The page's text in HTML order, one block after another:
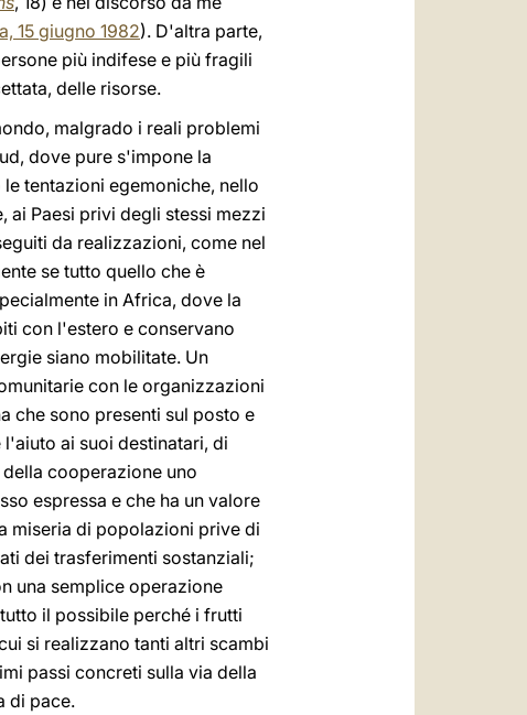
15 giugno 1982). D'altra parte,
più indifese e più fragili
delle risorse.
malgrado i reali problemi
dove pure s'impone la
tentazioni egemoniche, nello
ai Paesi privi degli stessi mezzi
da realizzazioni, come nel
se tutto quello che è
in Africa, dove la
con l'estero e conservano
siano mobilitate. Un
con le organizzazioni
che sono presenti sul posto e
ai suoi destinatari, di
cooperazione uno
espressa e che ha un valore
miseria di popolazioni prive di
dei trasferimenti sostanziali;
una semplice operazione
il possibile perché i frutti
si realizzano tanti altri scambi
passi concreti sulla via della
di pace.